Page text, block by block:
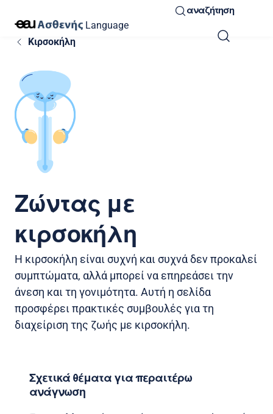
Language
αναζήτηση
Κιρσοκήλη
Ζώντας με
κιρσοκήλη
Η κιρσοκήλη είναι συχνή και συχνά δεν προκαλεί
συμπτώματα, αλλά μπορεί να επηρεάσει την
άνεση και τη γονιμότητα. Αυτή η σελίδα
προσφέρει πρακτικές συμβουλές για τη
διαχείριση της ζωής με κιρσοκήλη.
Σχετικά θέματα για περαιτέρω
ανάγνωση